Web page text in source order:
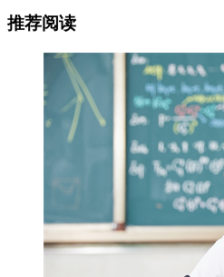
推荐阅读